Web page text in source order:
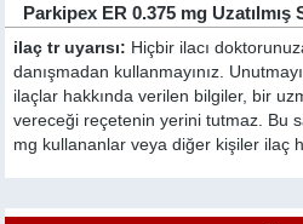
Parkipex ER 0.375 mg Uzatılmış
ilaç tr uyarısı: Hiçbir ilacı
danışmadan kullanmayınız.
ilaçlar hakkında verilen bilgiler, bir
vereceği reçetenin yerini tutmaz. Bu
mg kullananlar veya diğer kişiler ilaç